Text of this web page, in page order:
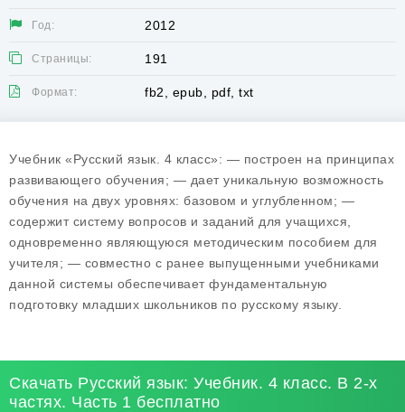
Год: 2012
Страницы: 191
Формат: fb2, epub, pdf, txt
Учебник «Русский язык. 4 класс»: — построен на принципах
развивающего обучения; — дает уникальную возможность
обучения на двух уровнях: базовом и углубленном; —
содержит систему вопросов и заданий для учащихся,
одновременно являющуюся методическим пособием для
учителя; — совместно с ранее выпущенными учебниками
данной системы обеспечивает фундаментальную
подготовку младших школьников по русскому языку.
Скачать Русский язык: Учебник. 4 класс. В 2-х
частях. Часть 1 бесплатно